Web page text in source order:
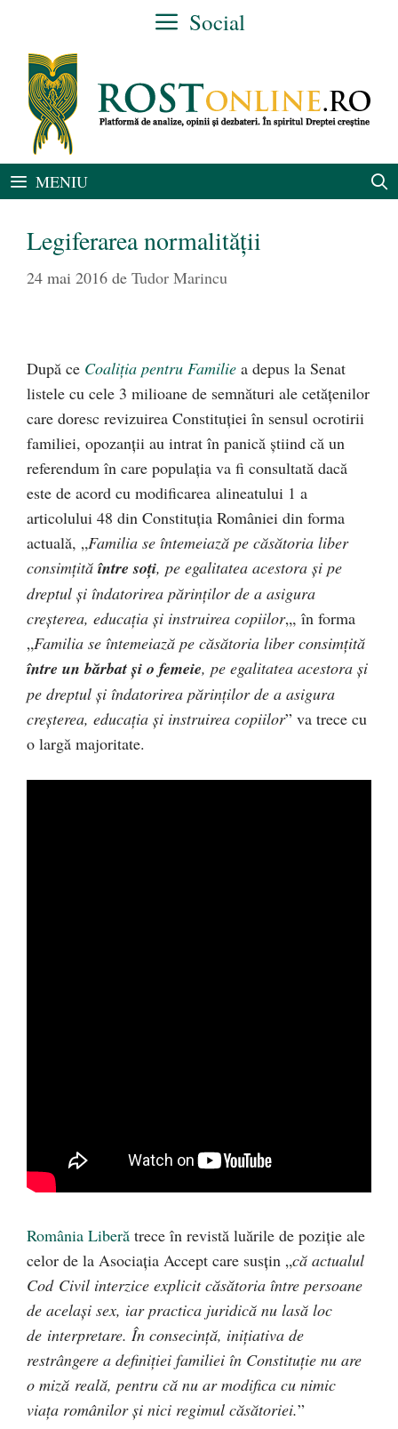
conținut
Social
MENIU
Legiferarea normalității
24 mai 2016 de Tudor Marincu
După ce Coaliția pentru Familie a depus la Senat
listele cu cele 3 milioane de semnături ale cetățenilor
care doresc revizuirea Constituției în sensul ocrotirii
familiei, opozanții au intrat în panică știind că un
referendum în care populația va fi consultată dacă
este de acord cu modificarea alineatului 1 a
articolului 48 din Constituția României din forma
actuală, „Familia se întemeiază pe căsătoria liber
consimţită între soţi, pe egalitatea acestora şi pe
dreptul şi îndatorirea părinţilor de a asigura
creşterea, educaţia şi instruirea copiilor„, în forma
„Familia se întemeiază pe căsătoria liber consimţită
între un bărbat şi o femeie, pe egalitatea acestora şi
pe dreptul şi îndatorirea părinţilor de a asigura
creşterea, educaţia şi instruirea copiilor” va trece cu
o largă majoritate.
România Liberă trece în revistă luările de poziție ale
celor de la Asociația Accept care susțin „că actualul
Cod Civil interzice explicit căsătoria între persoane
de același sex, iar practica juridică nu lasă loc
de interpretare. În consecință, inițiativa de
restrângere a definiției familiei în Constituție nu are
o miză reală, pentru că nu ar modifica cu nimic
viața românilor și nici regimul căsătoriei.”